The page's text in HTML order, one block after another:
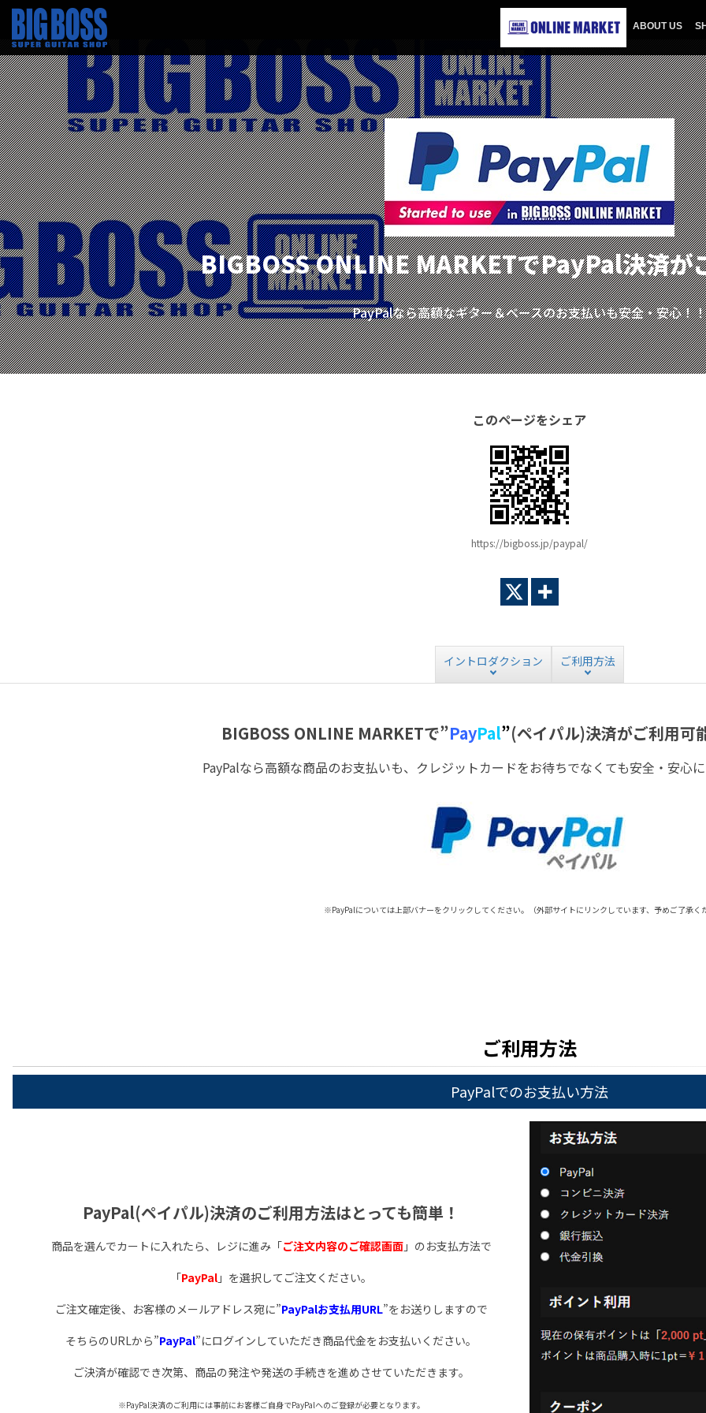
ABOUT US
BIGBOSS ONLINE MARKETでPayPal決済が
PayPalなら高額なギター＆ベースのお支払いも安全・安心！！
このページをシェア
https://bigboss.jp/paypal/
イントロダクション ご利用方法
BIGBOSS ONLINE MARKETで”PayPal”(ペイパル)決済がご利用可
PayPalなら高額な商品のお支払いも、クレジットカードをお待ちでなくても安全・安心
※PayPalについては上部バナーをクリックしてください。（外部サイトにリンクしています、予めご了承く
ご利用方法
PayPalでのお支払い方法
PayPal(ペイパル)決済のご利用方法はとっても簡単！
商品を選んでカートに入れたら、レジに進み「ご注文内容のご確認画面」のお支払方法で
「PayPal 」を選択してご注文ください。
ご注文確定後、お客様のメールアドレス宛に”PayPalお支払用URL”をお送りしますので
そちらのURLから”PayPal”にログインしていただき商品代金をお支払いください。
ご決済が確認でき次第、商品の発注や発送の手続きを進めさせていただきます。
※PayPal決済のご利用には事前にお客様ご自身でPayPalへのご登録が必要となります。